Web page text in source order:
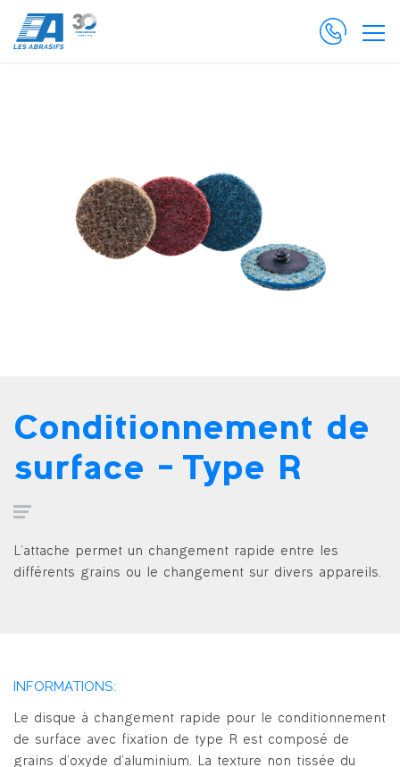
Conditionnement de
surface – Type R
L’attache permet un changement rapide entre les
différents grains ou le changement sur divers appareils.
INFORMATIONS:
Le disque à changement rapide pour le conditionnement
de surface avec fixation de type R est composé de
grains d’oxyde d’aluminium. La texture non tissée du